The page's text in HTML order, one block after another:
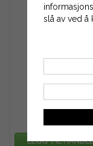
LEGG TIL
slå av ved å